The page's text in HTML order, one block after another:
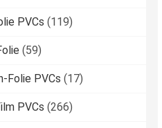
PVCs (119)
(59)
Folie PVCs (17)
PVCs (266)